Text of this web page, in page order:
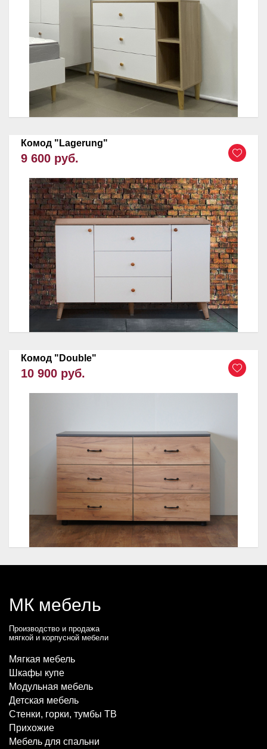
Комод "Lagerung"
9 600 руб.
Комод "Double"
10 900 руб.
МК мебель
Производство и продажа
мягкой и корпусной мебели
Мягкая мебель
Шкафы купе
Модульная мебель
Детская мебель
Стенки, горки, тумбы ТВ
Прихожие
Мебель для спальни